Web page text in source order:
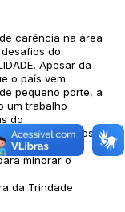
carência na área
do
Apesar da
o país vem
pequeno porte, a
um trabalho
do
com recursos
tem buscado
minorar o
da Trindade